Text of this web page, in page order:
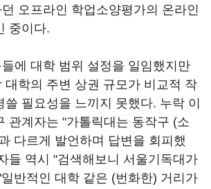
오프라인 학업소양평가의 온라인
중이다.
에 대학 범위 설정을 일임했지만
대학의 주변 상권 규모가 비교적 작
필요성을 느끼지 못했다. 누락 이
관계자는 "가톨릭대는 동작구 (소
다르게 발언하며 답변을 회피했
들 역시 "검색해보니 서울기독대가
반적인 대학 같은 (번화한) 거리가